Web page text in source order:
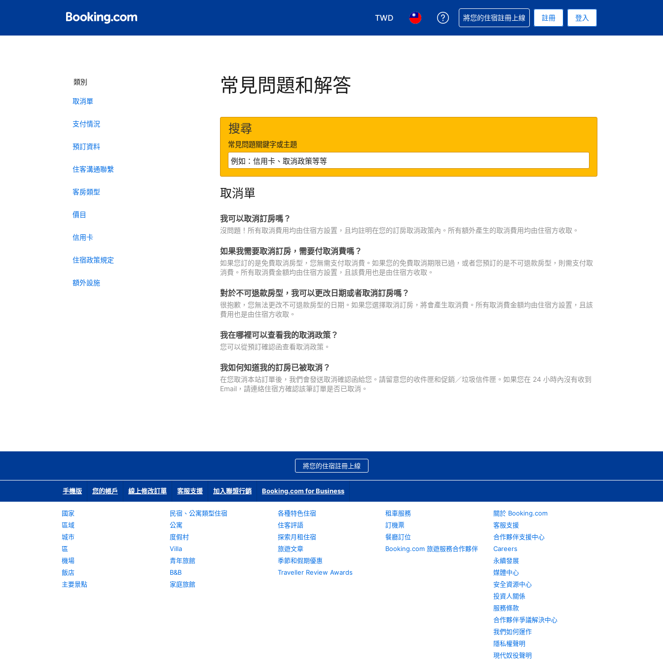
TWD
選擇您使用的幣別. 您現在所使用的幣別為新台幣
選擇您使用的語言. 您目前所選的語言是繁體中文
取得訂單相關協助
將您的住宿註冊上線 註冊 登入
類別
取消單
支付情況
預訂資料
住客溝通聯繫
客房類型
價目
信用卡
住宿政策規定
額外設施
常見問題和解答
搜尋
常見問題關鍵字或主題
取消單
我可以取消訂房嗎？
沒問題！所有取消費用均由住宿方設置，且均註明在您的訂房取消政策內。所有額外產生的取消費用均由住宿方收取。
如果我需要取消訂房，需要付取消費嗎？
如果您訂的是免費取消房型，您無需支付取消費。如果您的免費取消期限已過，或者您預訂的是不可退款房型，則需支付取
消費。所有取消費金額均由住宿方設置，且該費用也是由住宿方收取。
對於不可退款房型，我可以更改日期或者取消訂房嗎？
很抱歉，您無法更改不可退款房型的日期。如果您選擇取消訂房，將會產生取消費。所有取消費金額均由住宿方設置，且該
費用也是由住宿方收取。
我在哪裡可以查看我的取消政策？
您可以從預訂確認函查看取消政策。
我如何知道我的訂房已被取消？
在您取消本站訂單後，我們會發送取消確認函給您。請留意您的收件匣和促銷／垃圾信件匣。如果您在 24 小時內沒有收到
Email，請連絡住宿方確認該筆訂單是否已取消。
將您的住宿註冊上線
手機版 您的帳戶 線上修改訂單 客服支援 加入聯盟行銷 Booking.com for Business
國家
區域
城市
區
機場
飯店
主要景點
民宿、公寓類型住宿
公寓
度假村
Villa
青年旅館
B&B
家庭旅館
各種特色住宿
住客評語
探索月租住宿
旅遊文章
季節和假期優惠
Traveller Review Awards
租車服務
訂機票
餐廳訂位
Booking.com 旅遊服務合作夥伴
關於 Booking.com
客服支援
合作夥伴支援中心
Careers
永續發展
媒體中心
安全資源中心
投資人關係
服務條款
合作夥伴爭議解決中心
我們如何運作
隱私權聲明
現代奴役聲明